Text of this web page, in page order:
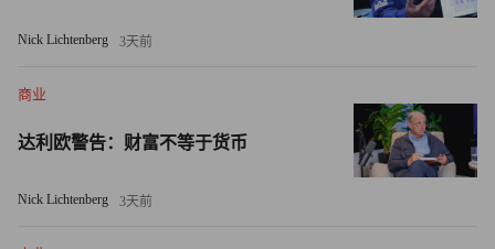
人工智能巨头英伟达（Nvidia）建立了业务联系。
公司一直在努力应对会计不当行为的指控。由于未能按时提
交年度报告和季度财务报表，超微电脑第二次濒临退市边
缘，并已收到纳斯达克的警告通知。8月份，兴登堡研究公
司（Hindenburg Research）发布的一份做空报告对超微电脑
Nick Lichtenberg 3天前
商业
达利欧警告：财富不等于货币
Nick Lichtenberg 3天前